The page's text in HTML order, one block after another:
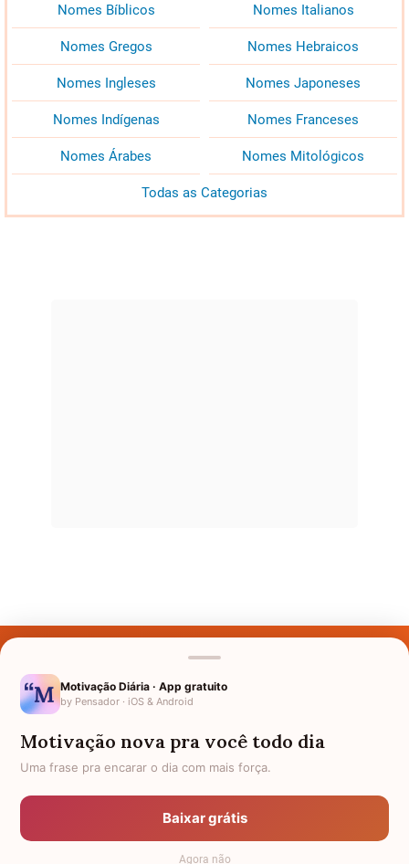
Nomes Bíblicos Nomes Italianos
Nomes Gregos Nomes Hebraicos
Nomes Ingleses Nomes Japoneses
Nomes Indígenas Nomes Franceses
Nomes Árabes Nomes Mitológicos
Todas as Categorias
Nomes pelo Mundo
Política de Privacidade
Anuncie
Motivação Diária · App gratuito
by Pensador · iOS & Android
Motivação nova pra você todo dia
Uma frase pra encarar o dia com mais força.
Baixar grátis
Agora não